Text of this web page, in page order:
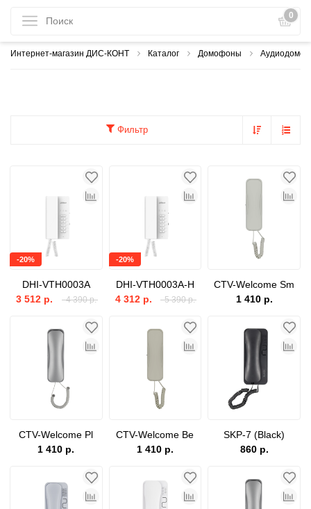
0
Интернет-магазин ДИС-КОНТ Каталог Домофоны
Фильтр
-20%
DHI-VTH0003A
4 390 р.
3 512 р.
-20%
DHI-VTH0003A-H
5 390 р.
4 312 р.
CTV-Welcome Sm
1 410 р.
CTV-Welcome Pl
1 410 р.
CTV-Welcome Be
1 410 р.
SKP-7 (Black)
860 р.